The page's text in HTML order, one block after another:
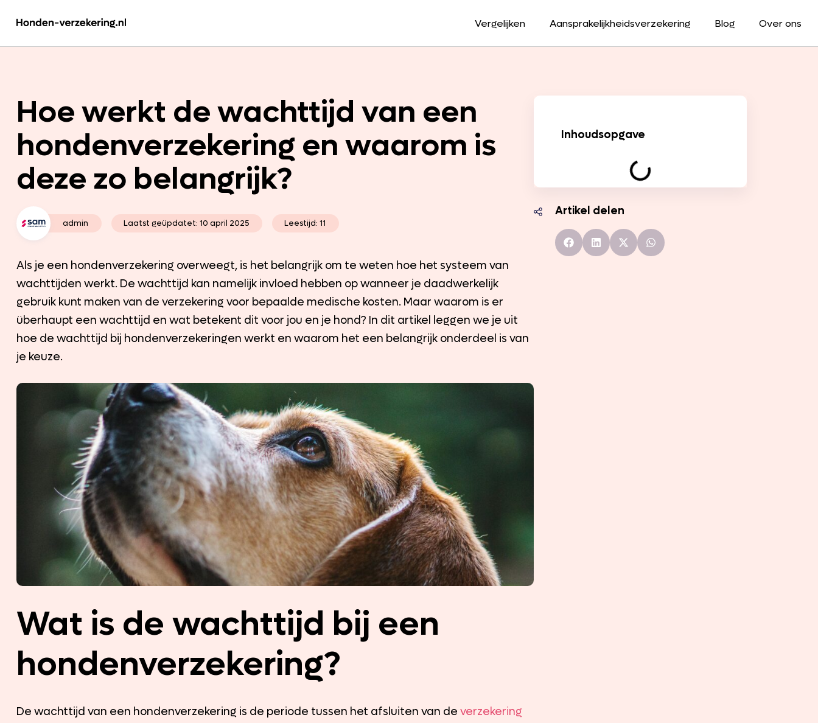
Vergelijken Aansprakelijkheidsverzekering Blog Over ons
Hoe werkt de wachttijd van een
hondenverzekering en waarom is
deze zo belangrijk?
admin Laatst geüpdatet: 10 april 2025 Leestijd: 11
Als je een hondenverzekering overweegt, is het belangrijk om te weten hoe het systeem van
wachttijden werkt. De wachttijd kan namelijk invloed hebben op wanneer je daadwerkelijk
gebruik kunt maken van de verzekering voor bepaalde medische kosten. Maar waarom is er
überhaupt een wachttijd en wat betekent dit voor jou en je hond? In dit artikel leggen we je uit
hoe de wachttijd bij hondenverzekeringen werkt en waarom het een belangrijk onderdeel is van
je keuze.
Wat is de wachttijd bij een
hondenverzekering?
De wachttijd van een hondenverzekering is de periode tussen het afsluiten van de verzekering
Inhoudsopgave
Artikel delen